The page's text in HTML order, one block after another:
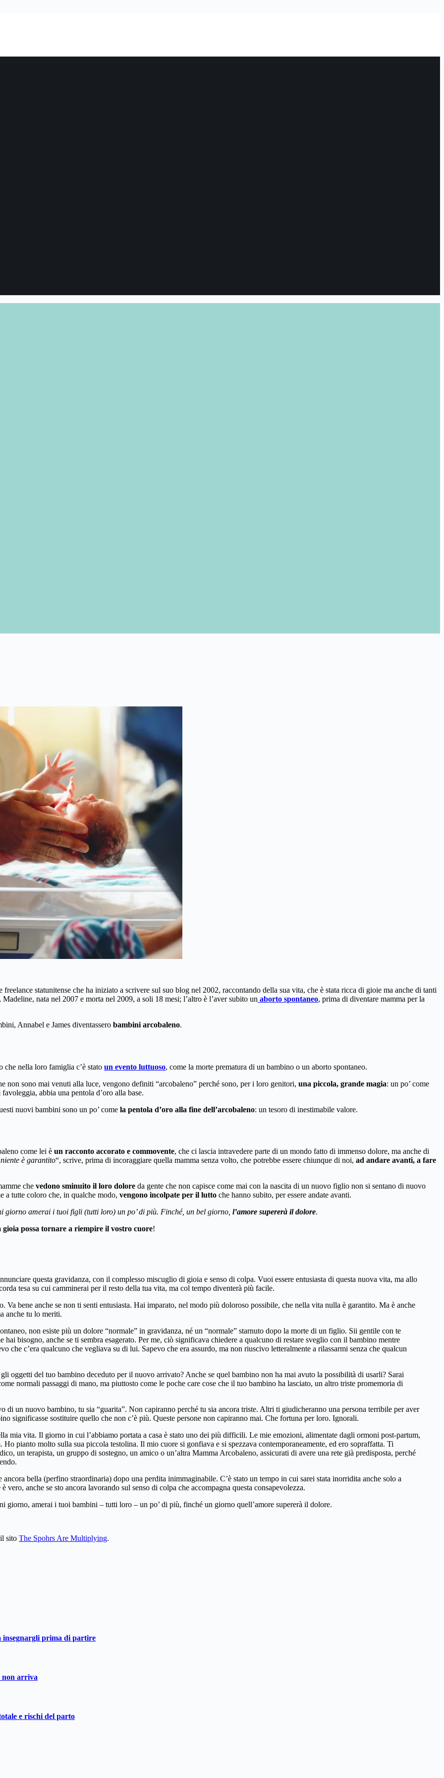
freelance statunitense che ha iniziato a scrivere sul suo blog nel 2002, raccontando della sua vita, che è stata ricca di gioie ma anche di tanti
, Madeline, nata nel 2007 e morta nel 2009, a soli 18 mesi; l’altro è l’aver subito un aborto spontaneo, prima di diventare mamma per la
Annabel e James diventassero bambini arcobaleno.
nella loro famiglia c’è stato un evento luttuoso, come la morte prematura di un bambino o un aborto spontaneo.
sono mai venuti alla luce, vengono definiti “arcobaleno” perché sono, per i loro genitori, una piccola, grande magia: un po’ come
abbia una pentola d’oro alla base.
nuovi bambini sono un po’ come la pentola d’oro alla fine dell’arcobaleno: un tesoro di inestimabile valore.
come lei è un racconto accorato e commovente, che ci lascia intravedere parte di un mondo fatto di immenso dolore, ma anche di
è garantito“, scrive, prima di incoraggiare quella mamma senza volto, che potrebbe essere chiunque di noi, ad andare avanti, a fare
che vedono sminuito il loro dolore da gente che non capisce come mai con la nascita di un nuovo figlio non si sentano di nuovo
a tutte coloro che, in qualche modo, vengono incolpate per il lutto che hanno subito, per essere andate avanti.
amerai i tuoi figli (tutti loro) un po’ di più. Finché, un bel giorno, l’amore supererà il dolore.
gioia possa tornare a riempire il vostro cuore!
questa gravidanza, con il complesso miscuglio di gioia e senso di colpa. Vuoi essere entusiasta di questa nuova vita, ma allo
tesa su cui camminerai per il resto della tua vita, ma col tempo diventerà più facile.
Va bene anche se non ti senti entusiasta. Hai imparato, nel modo più doloroso possibile, che nella vita nulla è garantito. Ma è anche
anche tu lo meriti.
non esiste più un dolore “normale” in gravidanza, né un “normale” starnuto dopo la morte di un figlio. Sii gentile con te
bisogno, anche se ti sembra esagerato. Per me, ciò significava chiedere a qualcuno di restare sveglio con il bambino mentre
che c’era qualcuno che vegliava su di lui. Sapevo che era assurdo, ma non riuscivo letteralmente a rilassarmi senza che qualcun
oggetti del tuo bambino deceduto per il nuovo arrivato? Anche se quel bambino non ha mai avuto la possibilità di usarli? Sarai
normali passaggi di mano, ma piuttosto come le poche care cose che il tuo bambino ha lasciato, un altro triste promemoria di
di un nuovo bambino, tu sia “guarita”. Non capiranno perché tu sia ancora triste. Altri ti giudicheranno una persona terribile per aver
significasse sostituire quello che non c’è più. Queste persone non capiranno mai. Che fortuna per loro. Ignorali.
mia vita. Il giorno in cui l’abbiamo portata a casa è stato uno dei più difficili. Le mie emozioni, alimentate dagli ormoni post-partum,
pianto molto sulla sua piccola testolina. Il mio cuore si gonfiava e si spezzava contemporaneamente, ed ero sopraffatta. Ti
un terapista, un gruppo di sostegno, un amico o un’altra Mamma Arcobaleno, assicurati di avere una rete già predisposta, perché
bella (perfino straordinaria) dopo una perdita inimmaginabile. C’è stato un tempo in cui sarei stata inorridita anche solo a
vero, anche se sto ancora lavorando sul senso di colpa che accompagna questa consapevolezza.
giorno, amerai i tuoi bambini – tutti loro – un po’ di più, finché un giorno quell’amore supererà il dolore.
sito The Spohrs Are Multiplying.
insegnargli prima di partire
non arriva
e rischi del parto